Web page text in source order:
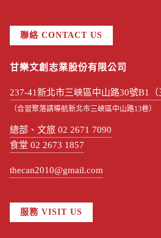
聯絡 CONTACT US
甘樂文創志業股份有限公司
237-41新北市三峽區中山路30號B1（
（合習聚落請導航新北市三峽區中山路13巷）
總部、文旅 02 2671 7090
食堂 02 2673 1857
thecan2010@gmail.com
服務 VISIT US